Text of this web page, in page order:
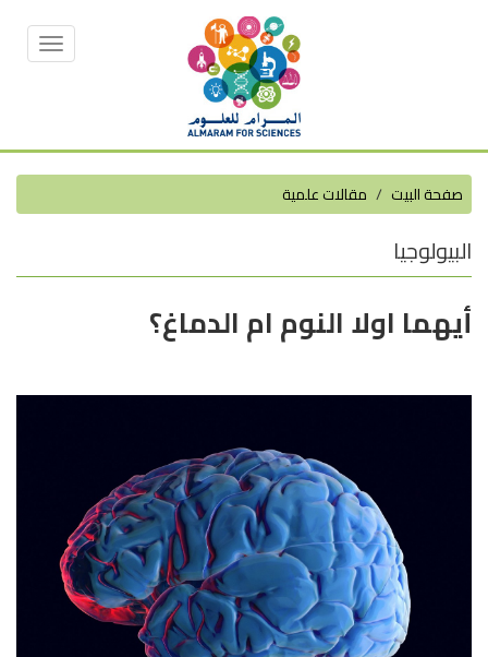
Toggle
صفحة البيت مقالات علمية
البيولوجيا
أيهما اولا النوم ام الدماغ؟